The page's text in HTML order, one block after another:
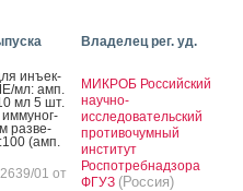
Владелец рег. уд.
инъ­ек­
мл: амп.
мл 5 шт.
им­му­ног­
раз­ве­
(амп.
01 от
МИКРОБ Российский
научно-
исследовательский
противочумный
институт
Роспотребнадзора
ФГУЗ (Россия)